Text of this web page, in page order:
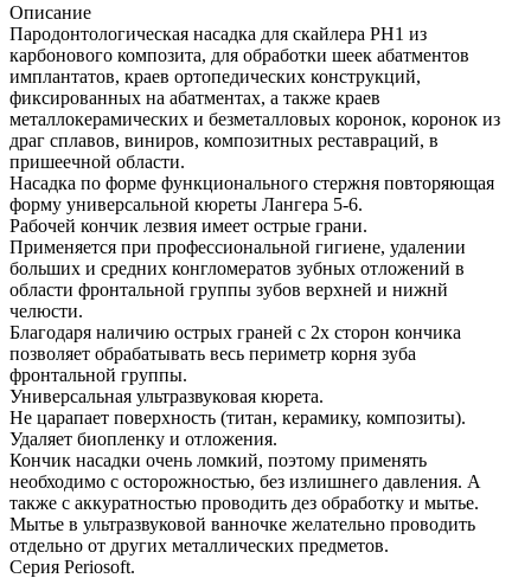
Описание
Пародонтологическая насадка для скайлера PH1 из
карбонового композита, для обработки шеек абатментов
имплантатов, краев ортопедических конструкций,
фиксированных на абатментах, а также краев
металлокерамических и безметалловых коронок, коронок из
драг сплавов, виниров, композитных реставраций, в
пришеечной области.
Насадка по форме функционального стержня повторяющая
форму универсальной кюреты Лангера 5-6.
Рабочей кончик лезвия имеет острые грани.
Применяется при профессиональной гигиене, удалении
больших и средних конгломератов зубных отложений в
области фронтальной группы зубов верхней и нижнй
челюсти.
Благодаря наличию острых граней с 2х сторон кончика
позволяет обрабатывать весь периметр корня зуба
фронтальной группы.
Универсальная ультразвуковая кюрета.
Не царапает поверхность (титан, керамику, композиты).
Удаляет биопленку и отложения.
Кончик насадки очень ломкий, поэтому применять
необходимо с осторожностью, без излишнего давления. А
также с аккуратностью проводить дез обработку и мытье.
Мытье в ультразвуковой ванночке желательно проводить
отдельно от других металлических предметов.
Серия Periosoft.